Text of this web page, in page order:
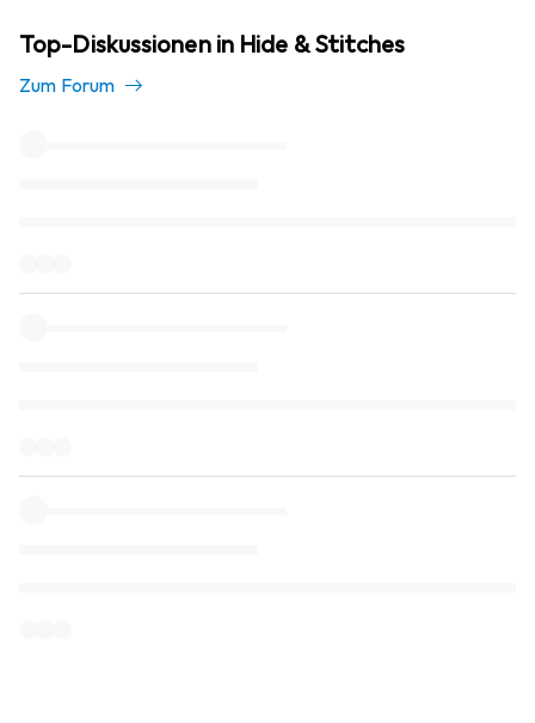
Top-Diskussionen in Hide & Stitches
Zum Forum